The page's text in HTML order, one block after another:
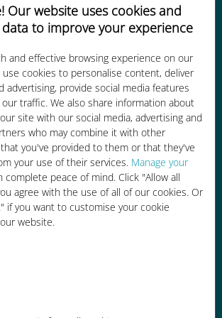
Our website uses cookies and
to improve your experience
and effective browsing experience on our
cookies to personalise content, deliver
advertising, provide social media features
our traffic. We also share information about
site with our social media, advertising and
who may combine it with other
you've provided to them or that they've
your use of their services. Manage your
complete peace of mind. Click "Allow all
agree with the use of all of our cookies. Or
if you want to customise your cookie
website.
Uygun maliyetli
operatörünüzle dolaşım
%90'a kadar daha
ucuz
Kolay doldurma